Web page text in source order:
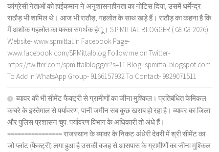
कांग्रेसी नेताओं को हाईकमान ने अनुशासनहीनता का नोटिस दिया, उसमें धर्मेन्द्र
राठौड़ भी शामिल थे। आज भी राठौड़, गहलोत के साथ खड़े हैं। राठौड़ का कहना है कि
मैं अशोक गहलोत का पक्का समर्थक हंू। S.P.MITTAL BLOGGER ( 08-08-2026)
Website- www.spmittal.in Facebook Page-
www.facebook.com/SPMittalblog Follow me on Twitter-
https://twitter.com/spmittalblogger?s=11 Blog- spmittal.blogspot.com
To Add in WhatsApp Group- 9166157932 To Contact- 9829071511
ब्यावर की भी सीमेंट फैक्ट्री से ग्रामीणों का जीना मुश्किल। प्रतिबंधित केमिकल
कचरे के इस्तेमाल से पर्यावरण, पानी जमीन सब कुछ खराब हो रहा है। ब्यावर का जिला
और पुलिस प्रशासन चुप: पर्यावरण विभाग के अधिकारी तो अंधे हैं।
================ राजस्थान के ब्यावर के निकट अंधेरी देवरी में श्री सीमेंट का
जो प्लांट (फैक्ट्री) लगा हुआ है उसकी वजह से आसपास के ग्रामीणों का जीना मुश्किल